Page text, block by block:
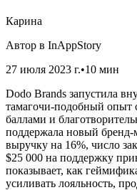
Карина
Автор в InAppStory
27 июля 2023 г.•10 мин
Dodo Brands запустила
тамагочи-подобный опыт
баллами и
поддержала новый бренд-
выручку на 16%, число
$25 000 на поддержку
показывает, как
усиливать лояльность,